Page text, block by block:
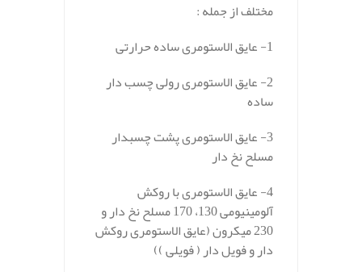
مختلف از جمله :
1- عایق الاستومری ساده حرارتی
2- عایق الاستومری رولی چسب دار
ساده
3- عایق الاستومری پشت چسبدار
مسلح نخ دار
4- عایق الاستومری با روکش
آلومینیومی 130، 170 مسلح نخ دار و
230 میکرون (عایق الاستومری روکش
دار و فویل دار ( فویلی ))